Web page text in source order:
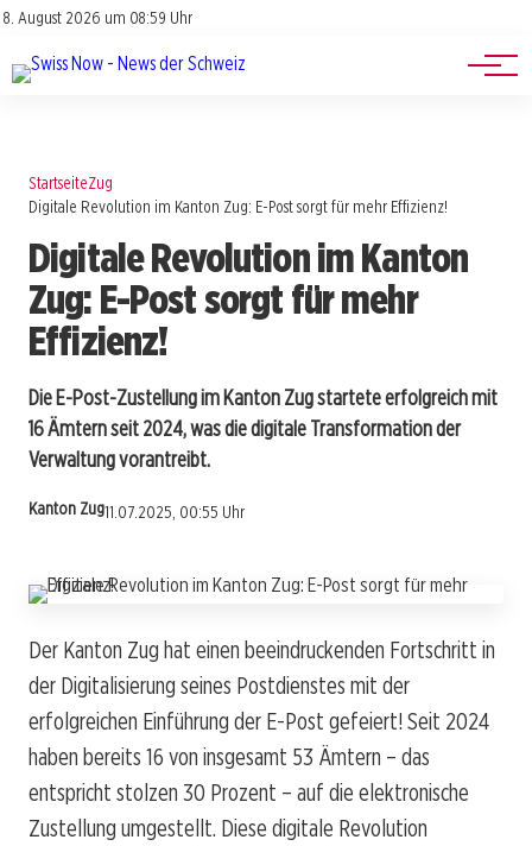
8. August 2026 um 08:59 Uhr
Impressum
Jobs
Events
StartseiteZug
Digitale Revolution im Kanton Zug: E-Post sorgt für mehr Effizienz!
Digitale Revolution im Kanton
Zug: E-Post sorgt für mehr
Effizienz!
Die E-Post-Zustellung im Kanton Zug startete erfolgreich mit
16 Ämtern seit 2024, was die digitale Transformation der
Verwaltung vorantreibt.
Kanton Zug11.07.2025, 00:55 Uhr
Der Kanton Zug hat einen beeindruckenden Fortschritt in
der Digitalisierung seines Postdienstes mit der
erfolgreichen Einführung der E-Post gefeiert! Seit 2024
haben bereits 16 von insgesamt 53 Ämtern – das
entspricht stolzen 30 Prozent – auf die elektronische
Zustellung umgestellt. Diese digitale Revolution